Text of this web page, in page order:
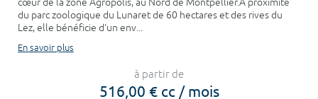
du parc zoologique du Lunaret de 60 hectares et des rives du
Lez, elle bénéficie d'un env...
En savoir plus
à partir de
516,00 € cc / mois